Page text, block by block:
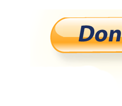
tt
er
gr
a
m
ke
dI
n
ail